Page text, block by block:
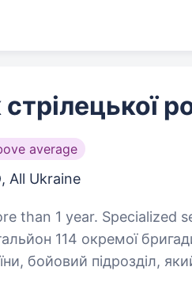
average
, All Ukraine
than 1 year. Specialized
114 окремої
бойовий підрозділ,